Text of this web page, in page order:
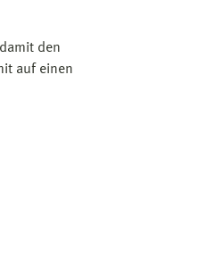
den
auf einen